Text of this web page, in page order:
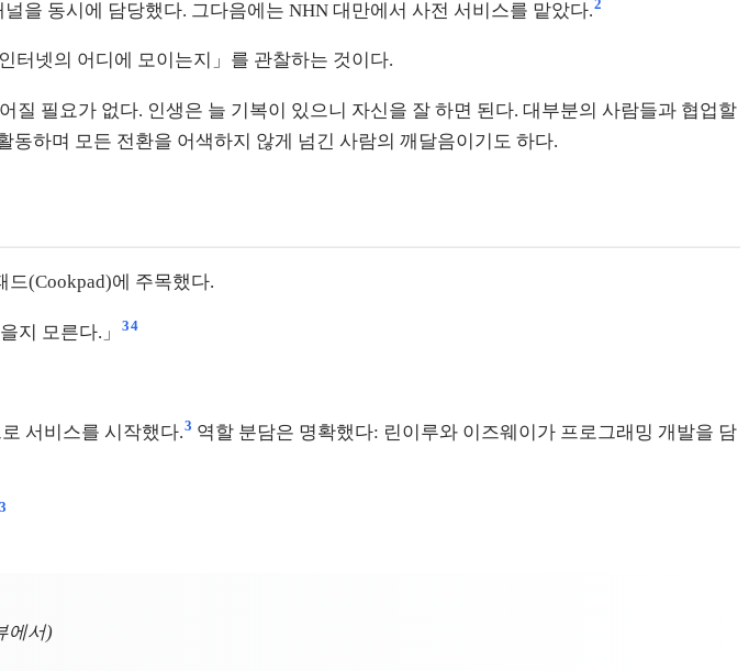
을 동시에 담당했다. 그다음에는 NHN 대만에서 사전 서비스를 맡았다.2
터넷의 어디에 모이는지」를 관찰하는 것이다.
필요가 없다. 인생은 늘 기복이 있으니 자신을 잘 하면 된다. 대부분의 사람들과 협업할
하며 모든 전환을 어색하지 않게 넘긴 사람의 깨달음이기도 하다.
(Cookpad)에 주목했다.
지 모른다.」 34
서비스를 시작했다.3 역할 분담은 명확했다: 린이루와 이즈웨이가 프로그래밍 개발을 담
3
에서)